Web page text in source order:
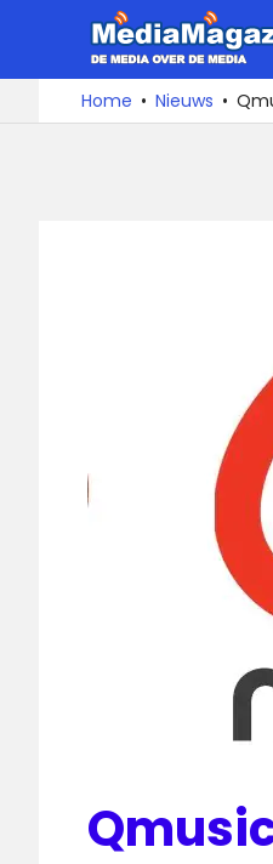
de
De
media
over
Home Nieuws